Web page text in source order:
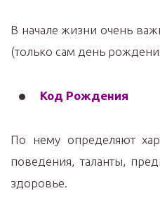
В начале жизни очень
(только сам день
Код Рождения
По нему определяют
поведения, таланты,
здоровье.